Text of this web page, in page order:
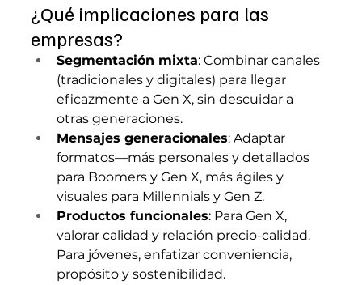
¿Qué implicaciones para las
empresas?
Segmentación mixta: Combinar canales
(tradicionales y digitales) para llegar
eficazmente a Gen X, sin descuidar a
otras generaciones.
Mensajes generacionales: Adaptar
formatos—más personales y detallados
para Boomers y Gen X, más ágiles y
visuales para Millennials y Gen Z.
Productos funcionales: Para Gen X,
valorar calidad y relación precio-calidad.
Para jóvenes, enfatizar conveniencia,
propósito y sostenibilidad.